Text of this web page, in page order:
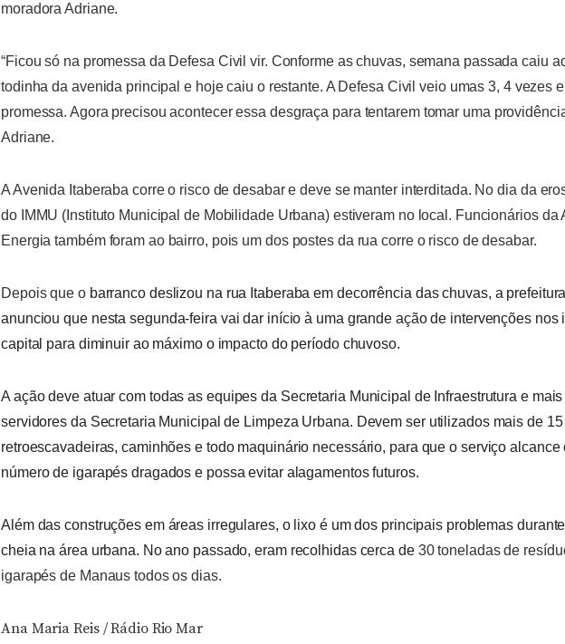
moradora Adriane.
“Ficou só na promessa da Defesa Civil vir. Conforme as chuvas, semana passada caiu
todinha da avenida principal e hoje caiu o restante. A Defesa Civil veio umas 3, 4 vezes
promessa. Agora precisou acontecer essa desgraça para tentarem tomar uma
Adriane.
A Avenida Itaberaba corre o risco de desabar e deve se manter interditada. No dia da
do IMMU (Instituto Municipal de Mobilidade Urbana) estiveram no local. Funcionários da
Energia também foram ao bairro, pois um dos postes da rua corre o risco de desabar.
Depois que obarranco deslizou na rua Itaberaba em decorrência das chuvas, a
anunciou que nesta segunda-feira vai dar inícioà uma grande ação de intervenções nos
capital para diminuir ao máximo o impacto do período chuvoso.
A açãodeveatuar com todas as equipes da Secretaria Municipal de Infraestrutura e
servidores da Secretaria Municipal de Limpeza Urbana. Devem ser utilizadosmais de 15
retroescavadeiras, caminhões e todo maquinário necessário, para que o serviço alcance
número de igarapés dragados e possa evitar alagamentos futuros.
Além das construções em áreas irregulares, o lixo é um dos principais problemas
cheia na área urbana. No ano passado, eram recolhidas cerca de 30 toneladas de
igarapés de Manaus todos os dias.
Ana Maria Reis / Rádio Rio Mar